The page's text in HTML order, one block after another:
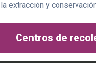
extracción y
Centros de